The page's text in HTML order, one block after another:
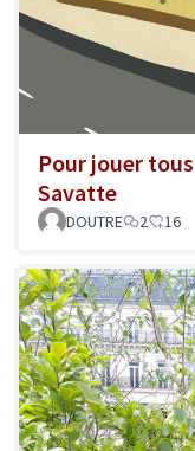
Pour jouer
Savatte
DOUTRE 2 16